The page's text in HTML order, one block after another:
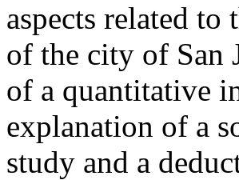
aspects related to
of the city of San
of a quantitative
explanation of a
study and a